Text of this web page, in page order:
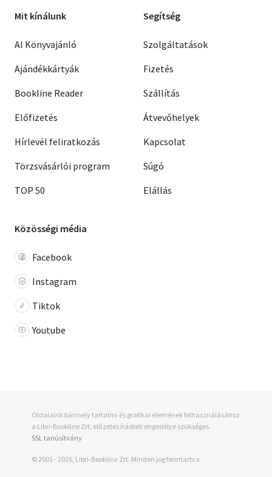
Mit kínálunk
AI Könyvajánló
Ajándékkártyák
Bookline Reader
Előfizetés
Hírlevél feliratkozás
Törzsvásárlói program
TOP 50
Segítség
Szolgáltatások
Fizetés
Szállítás
Átvevőhelyek
Kapcsolat
Súgó
Elállás
Közösségi média
Facebook
Instagram
Tiktok
Youtube
Oldalaink bármely tartalmi és grafikai elemének felhasználásához
a Libri-Bookline Zrt. előzetes írásbeli engedélye szükséges.
SSL tanúsítvány
© 2001 - 2026, Libri-Bookline Zrt. Minden jog fenntartva.